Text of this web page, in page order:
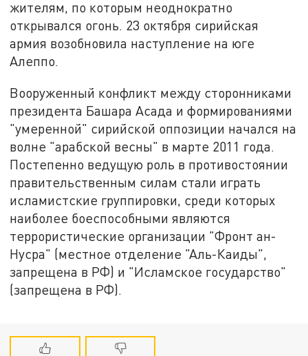
жителям, по которым неоднократно
открывался огонь. 23 октября сирийская
армия возобновила наступление на юге
Алеппо.
Вооруженный конфликт между сторонниками
президента Башара Асада и формированиями
"умеренной" сирийской оппозиции начался на
волне "арабской весны" в марте 2011 года.
Постепенно ведущую роль в противостоянии
правительственным силам стали играть
исламистские группировки, среди которых
наиболее боеспособными являются
террористические организации "Фронт ан-
Нусра" (местное отделение "Аль-Каиды",
запрещена в РФ) и "Исламское государство"
(запрещена в РФ).